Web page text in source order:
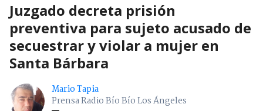
Juzgado decreta prisión
preventiva para sujeto acusado de
secuestrar y violar a mujer en
Santa Bárbara
Mario Tapia
Prensa Radio Bío Bío Los Ángeles